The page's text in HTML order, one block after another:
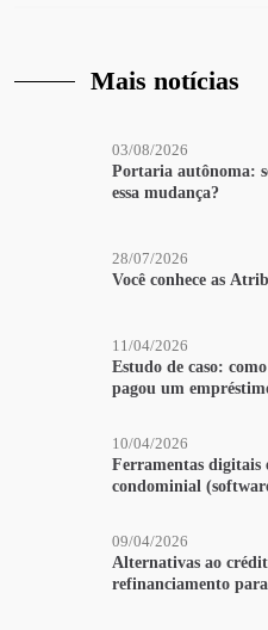
Mais notícias
03/08/2026
Portaria autônoma:
essa mudança?
28/07/2026
Você conhece as
11/04/2026
Estudo de caso:
pagou um
10/04/2026
Ferramentas digitais
condominial
09/04/2026
Alternativas ao
refinanciamento